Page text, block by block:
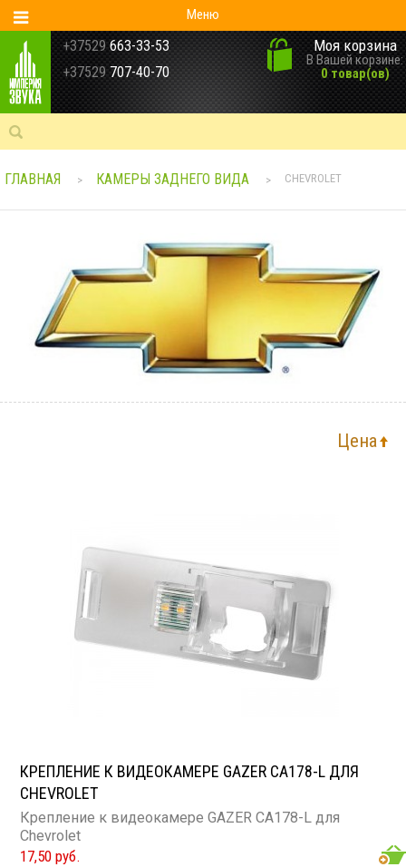
Меню
+37529 663-33-53
+37529 707-40-70
Моя корзина
В Вашей корзине:
0 товар(ов)
ГЛАВНАЯ > КАМЕРЫ ЗАДНЕГО ВИДА > CHEVROLET
Цена
КРЕПЛЕНИЕ К ВИДЕОКАМЕРЕ GAZER CA178-L ДЛЯ
CHEVROLET
Крепление к видеокамере GAZER CA178-L для
Chevrolet
17,50 руб.